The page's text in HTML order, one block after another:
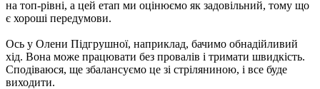
на топ-рівні, а цей етап ми оцінюємо як задовільний, тому що
є хороші передумови.
Ось у Олени Підгрушної, наприклад, бачимо обнадійливий
хід. Вона може працювати без провалів і тримати швидкість.
Сподіваюся, ще збалансуємо це зі стріляниною, і все буде
виходити.